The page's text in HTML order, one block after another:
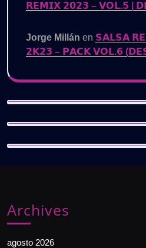
𝗥𝗘𝗠𝗜𝗫 𝟮𝟬𝟮𝟯 – 𝗩𝗢𝗟.𝟱 |
Jorge Millán en 𝗦𝗔𝗟𝗦𝗔
𝟮𝗞𝟮𝟯 – 𝗣𝗔𝗖𝗞 𝗩𝗢𝗟.𝟲
Archives
agosto 2026